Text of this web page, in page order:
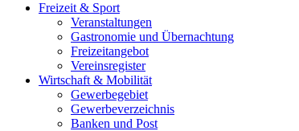
Freizeit & Sport
Veranstaltungen
Gastronomie und Übernachtung
Freizeitangebot
Vereinsregister
Wirtschaft & Mobilität
Gewerbegebiet
Gewerbeverzeichnis
Banken und Post